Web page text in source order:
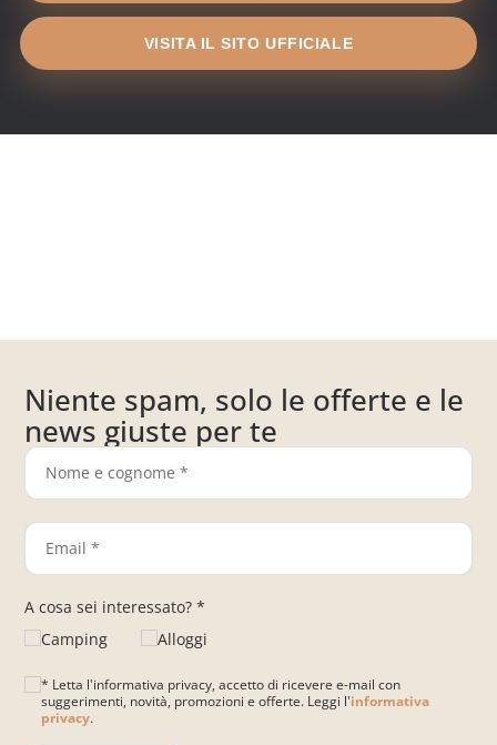
VISITA IL SITO UFFICIALE
Niente spam, solo le offerte e le
news giuste per te
A cosa sei interessato? *
Camping
Alloggi
* Letta l'informativa privacy, accetto di ricevere e-mail con
suggerimenti, novità, promozioni e offerte. Leggi l'informativa
privacy.
Si prega di lasciare vuoto questo campo.